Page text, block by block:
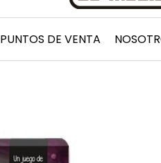
PUNTOS DE VENTA